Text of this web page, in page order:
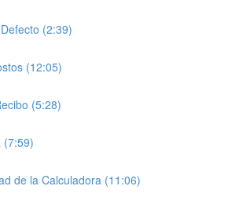
(2:39)
(12:05)
(5:28)
(7:59)
de la Calculadora (11:06)